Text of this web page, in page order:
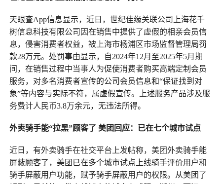
天眼查App信息显示，近日，世纪佳缘关联公司上海花千
树信息科技有限公司因在销售中提供了虚假的相亲会员信
息，侵害消费者权益，被上海市杨浦区市场监督管理局罚
款28万元。处罚事由显示，自2024年12月至2025年5月期
间，在销售过程中当事人为促使消费者购买高端定制会员
服务，对多名消费者宣传的公司会员信息和“保证找到对
象”等内容与实际不符，属虚假宣传。上述服务产品涉及服
务费计人民币3.8万余元，无违法所得。
外卖骑手能“拉黑”顾客了 美团回应：已在七个城市试点
近日，有外卖骑手在社交平台上发帖称，美团外卖骑手能
屏蔽顾客了，美团已在多个城市试点上线骑手评价用户和
骑手屏蔽用户功能，赋予骑手屏蔽用户的权限。从美团了